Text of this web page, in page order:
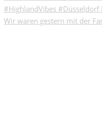
Wir waren gestern mit der